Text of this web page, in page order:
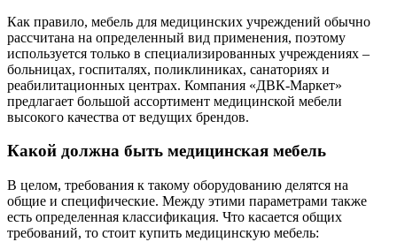
Как правило, мебель для медицинских учреждений обычно
рассчитана на определенный вид применения, поэтому
используется только в специализированных учреждениях –
больницах, госпиталях, поликлиниках, санаториях и
реабилитационных центрах. Компания «ДВК-Маркет»
предлагает большой ассортимент медицинской мебели
высокого качества от ведущих брендов.
Какой должна быть медицинская мебель
В целом, требования к такому оборудованию делятся на
общие и специфические. Между этими параметрами также
есть определенная классификация. Что касается общих
требований, то стоит купить медицинскую мебель: